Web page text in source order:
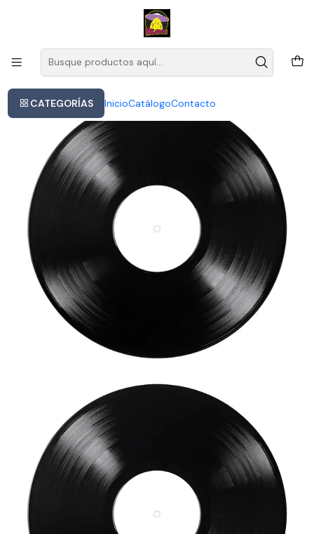
CATEGORÍAS InicioCatálogoContacto
Este es el texto del slide